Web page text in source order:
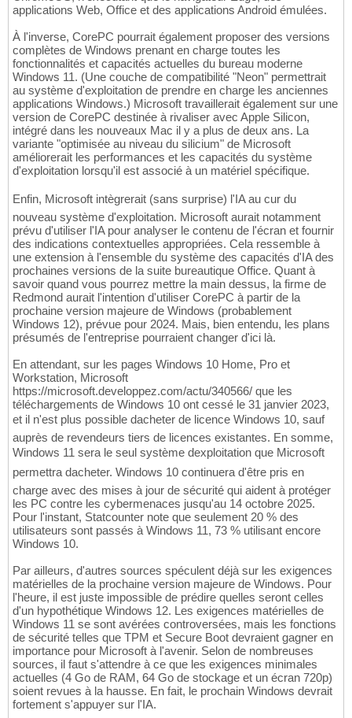
applications Web, Office et des applications Android émulées.
À l'inverse, CorePC pourrait également proposer des versions
complètes de Windows prenant en charge toutes les
fonctionnalités et capacités actuelles du bureau moderne
Windows 11. (Une couche de compatibilité "Neon" permettrait
au système d'exploitation de prendre en charge les anciennes
applications Windows.) Microsoft travaillerait également sur une
version de CorePC destinée à rivaliser avec Apple Silicon,
intégré dans les nouveaux Mac il y a plus de deux ans. La
variante "optimisée au niveau du silicium" de Microsoft
améliorerait les performances et les capacités du système
d'exploitation lorsqu'il est associé à un matériel spécifique.
Enfin, Microsoft intègrerait (sans surprise) l'IA au cur du
nouveau système d'exploitation. Microsoft aurait notamment
prévu d'utiliser l'IA pour analyser le contenu de l'écran et fournir
des indications contextuelles appropriées. Cela ressemble à
une extension à l'ensemble du système des capacités d'IA des
prochaines versions de la suite bureautique Office. Quant à
savoir quand vous pourrez mettre la main dessus, la firme de
Redmond aurait l'intention d'utiliser CorePC à partir de la
prochaine version majeure de Windows (probablement
Windows 12), prévue pour 2024. Mais, bien entendu, les plans
présumés de l'entreprise pourraient changer d'ici là.
En attendant, sur les pages Windows 10 Home, Pro et
Workstation, Microsoft
https://microsoft.developpez.com/actu/340566/ que les
téléchargements de Windows 10 ont cessé le 31 janvier 2023,
et il n'est plus possible dacheter de licence Windows 10, sauf
auprès de revendeurs tiers de licences existantes. En somme,
Windows 11 sera le seul système dexploitation que Microsoft
permettra dacheter. Windows 10 continuera d'être pris en
charge avec des mises à jour de sécurité qui aident à protéger
les PC contre les cybermenaces jusqu'au 14 octobre 2025.
Pour l'instant, Statcounter note que seulement 20 % des
utilisateurs sont passés à Windows 11, 73 % utilisant encore
Windows 10.
Par ailleurs, d'autres sources spéculent déjà sur les exigences
matérielles de la prochaine version majeure de Windows. Pour
l'heure, il est juste impossible de prédire quelles seront celles
d'un hypothétique Windows 12. Les exigences matérielles de
Windows 11 se sont avérées controversées, mais les fonctions
de sécurité telles que TPM et Secure Boot devraient gagner en
importance pour Microsoft à l'avenir. Selon de nombreuses
sources, il faut s'attendre à ce que les exigences minimales
actuelles (4 Go de RAM, 64 Go de stockage et un écran 720p)
soient revues à la hausse. En fait, le prochain Windows devrait
fortement s'appuyer sur l'IA.